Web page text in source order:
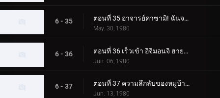
6 - 35 ตอนที่ 35 อาจารย์คาซามิ! ฉันจะจับแก๊งปลาหมึกยักษ์!!
May. 30, 1980
6 - 36 ตอนที่ 36 เร็วเข้า อิจิมอนจิ ฮายาโตะ! ช่วยคนติดต้นไม้!!
Jun. 06, 1980
6 - 37 ตอนที่ 37 ความลึกลับของหมู่บ้านนาคีรี! ฮิโรชิติดอยู่บนต้นไม้ด้วยหรือเปล่า
Jun. 13, 1980